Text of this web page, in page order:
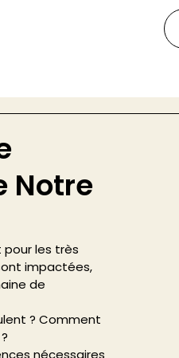
Notre
pour les très
impactées,
de
? Comment